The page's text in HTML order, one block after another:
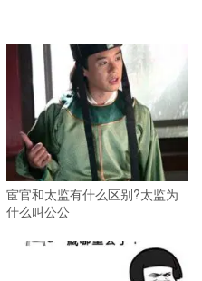
宦官和太监有什么区别?太监为
什么叫公公